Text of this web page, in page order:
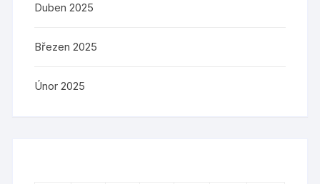
Duben 2025
Březen 2025
Únor 2025